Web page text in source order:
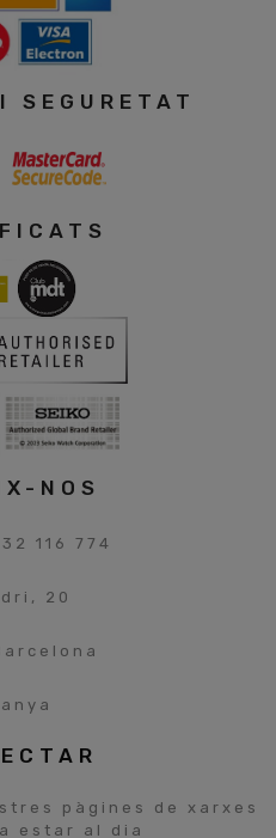
SEGURETAT
NOS
116 774
20
pàgines de xarxes
estar al dia